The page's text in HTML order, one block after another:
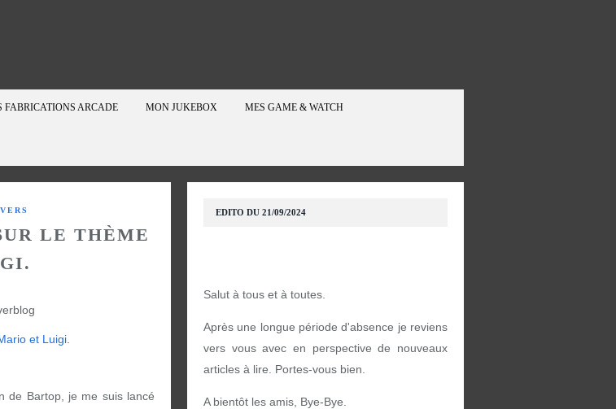
FABRICATIONS ARCADE MON JUKEBOX MES GAME & WATCH
LE THÈME
de Bartop, je me suis lancé
EDITO DU 21/09/2024
Salut à tous et à toutes.
Après une longue période d'absence je reviens
vers vous avec en perspective de nouveaux
articles à lire. Portes-vous bien.
A bientôt les amis, Bye-Bye.